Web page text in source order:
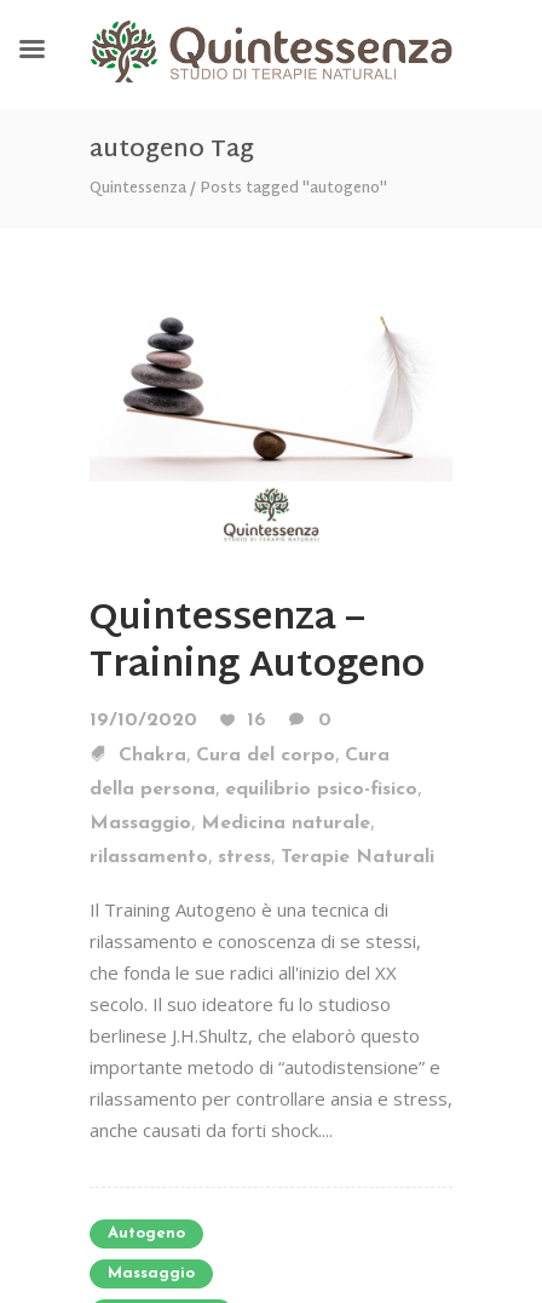
autogeno Tag
Quintessenza/Posts tagged "autogeno"
Quintessenza –
Training Autogeno
19/10/2020 16
0
Chakra, Cura del corpo, Cura
della persona, equilibrio psico-fisico,
Massaggio, Medicina naturale,
rilassamento, stress, Terapie Naturali
Il Training Autogeno è una tecnica di
rilassamento e conoscenza di se stessi,
che fonda le sue radici all'inizio del XX
secolo. Il suo ideatore fu lo studioso
berlinese J.H.Shultz, che elaborò questo
importante metodo di “autodistensione” e
rilassamento per controllare ansia e stress,
anche causati da forti shock....
Autogeno
Massaggio